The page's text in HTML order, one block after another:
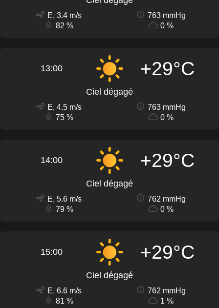
E, 3.4 m/s
763 mmHg
82 %
0 %
13:00 +29°C
Ciel dégagé
E, 4.5 m/s
763 mmHg
75 %
0 %
14:00 +29°C
Ciel dégagé
E, 5.6 m/s
762 mmHg
79 %
0 %
15:00 +29°C
Ciel dégagé
E, 6.6 m/s
762 mmHg
81 %
1 %